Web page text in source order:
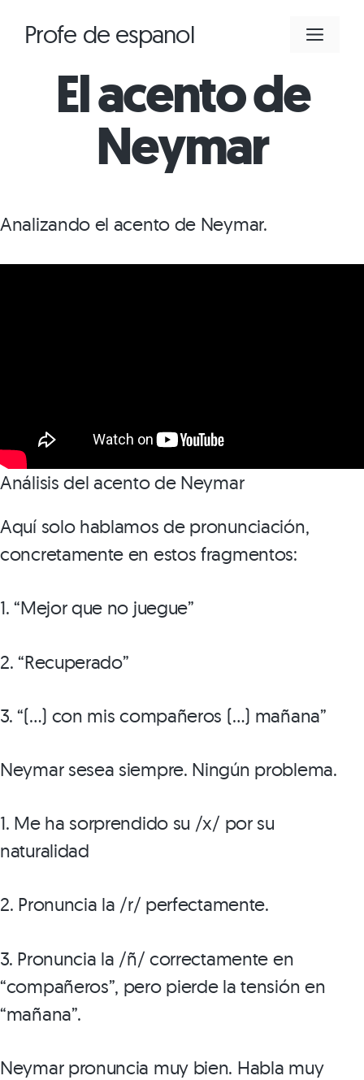
Profe de espanol
El acento de
Neymar
Analizando el acento de Neymar.
Análisis del acento de Neymar
Aquí solo hablamos de pronunciación,
concretamente en estos fragmentos:
1. “Mejor que no juegue”
2. “Recuperado”
3. “(…) con mis compañeros (…) mañana”
Neymar sesea siempre. Ningún problema.
1. Me ha sorprendido su /x/ por su
naturalidad
2. Pronuncia la /r/ perfectamente.
3. Pronuncia la /ñ/ correctamente en
“compañeros”, pero pierde la tensión en
“mañana”.
Neymar pronuncia muy bien. Habla muy